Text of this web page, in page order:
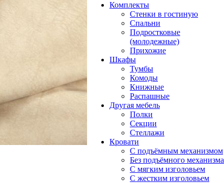
Комплекты
Стенки в гостиную
Спальни
Подростковые
(молодежные)
Прихожие
Шкафы
Тумбы
Комоды
Книжные
Распашные
Другая мебель
Полки
Секции
Стеллажи
Кровати
С подъёмным механизмом
Без подъёмного механизма
С мягким изголовьем
С жестким изголовьем